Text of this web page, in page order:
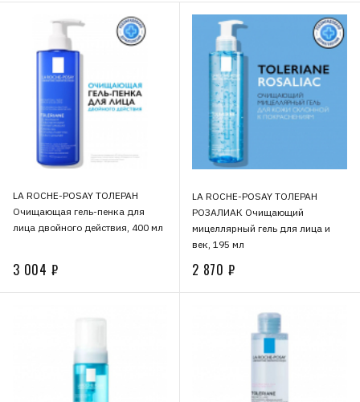
LA ROCHE-POSAY ТОЛЕРАН
Очищающая гель-пенка для
лица двойного действия, 400 мл
3 004 ₽
LA ROCHE-POSAY ТОЛЕРАН
РОЗАЛИАК Очищающий
мицеллярный гель для лица и
век, 195 мл
2 870 ₽